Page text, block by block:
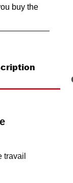
buy the
travail